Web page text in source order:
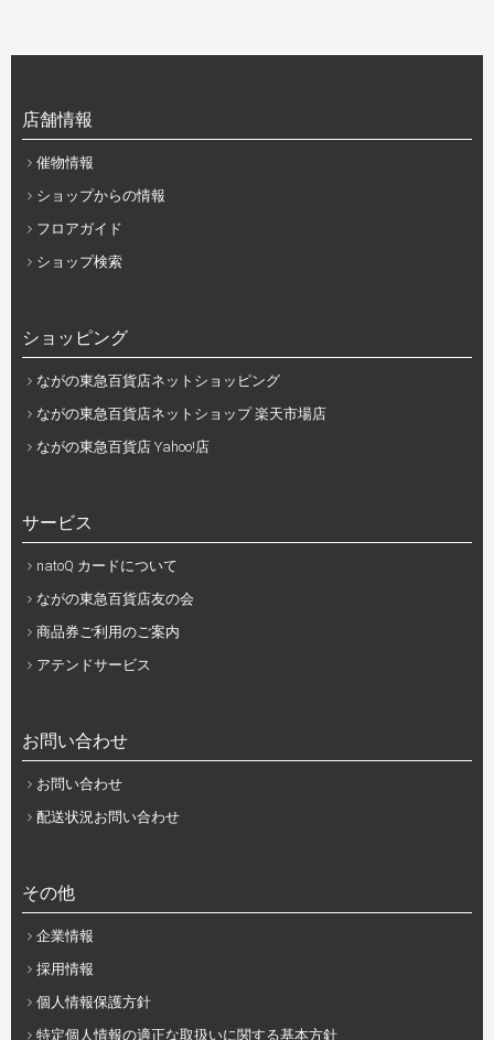
店舗情報
催物情報
ショップからの情報
フロアガイド
ショップ検索
ショッピング
ながの東急百貨店ネットショッピング
ながの東急百貨店ネットショップ 楽天市場店
ながの東急百貨店 Yahoo!店
サービス
natoQ カードについて
ながの東急百貨店友の会
商品券ご利用のご案内
アテンドサービス
お問い合わせ
お問い合わせ
配送状況お問い合わせ
その他
企業情報
採用情報
個人情報保護方針
特定個人情報の適正な取扱いに関する基本方針